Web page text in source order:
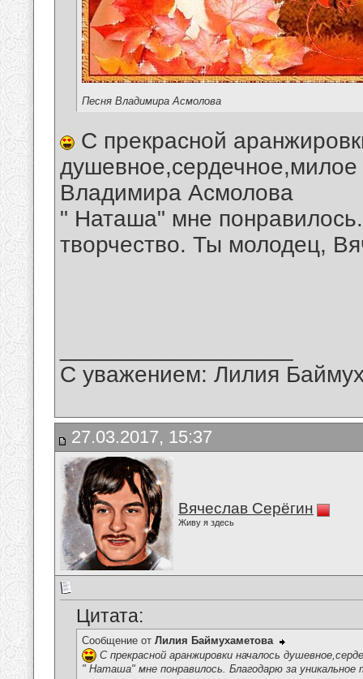
Песня Владимира Асмолова
С прекрасной
душевное,сердечное,милое
Владимира Асмолова
" Наташа" мне
творчество. Ты молодец,
С уважением: Лилия
27.03.2017, 15:37
Вячеслав Серёгин
Живу я здесь
Цитата:
Сообщение от Лилия Баймухаметова
С прекрасной аранжировки началось
" Наташа" мне понравилось. Благодарю за